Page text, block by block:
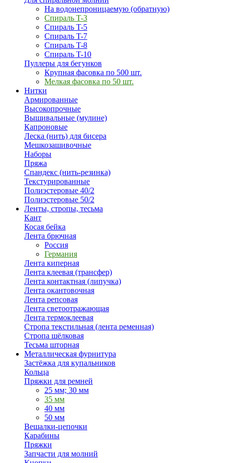
На водонепроницаемую (обратную)
Спираль T-3
Спираль T-5
Спираль T-7
Спираль T-8
Спираль T-10
Пуллеры для бегунков
Крупная фасовка по 500 шт.
Мелкая фасовка по 50 шт.
Нитки
Армированные
Высокопрочные
Вышивальные (мулине)
Капроновые
Леска (нить) для бисера
Мешкозашивочные
Наборы
Пряжа
Спандекс (нить-резинка)
Текстурированные
Полиэстеровые 40/2
Полиэстеровые 50/2
Ленты, стропы, тесьма
Кант
Косая бейка
Лента брючная
Россия
Германия
Лента киперная
Лента клеевая (трансфер)
Лента контактная (липучка)
Лента окантовочная
Лента репсовая
Лента светоотражающая
Лента термоклеевая
Стропа текстильная (лента ременная)
Стропа шёлковая
Тесьма шторная
Металлическая фурнитура
Застёжка для купальников
Кольца
Пряжки для ремней
25 мм; 30 мм
35 мм
40 мм
50 мм
Вешалки-цепочки
Карабины
Пряжки
Запчасти для молний